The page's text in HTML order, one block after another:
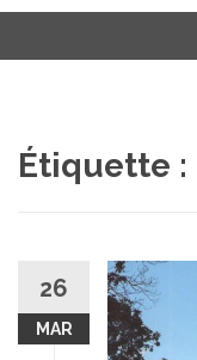
Étiquette :
26
MAR